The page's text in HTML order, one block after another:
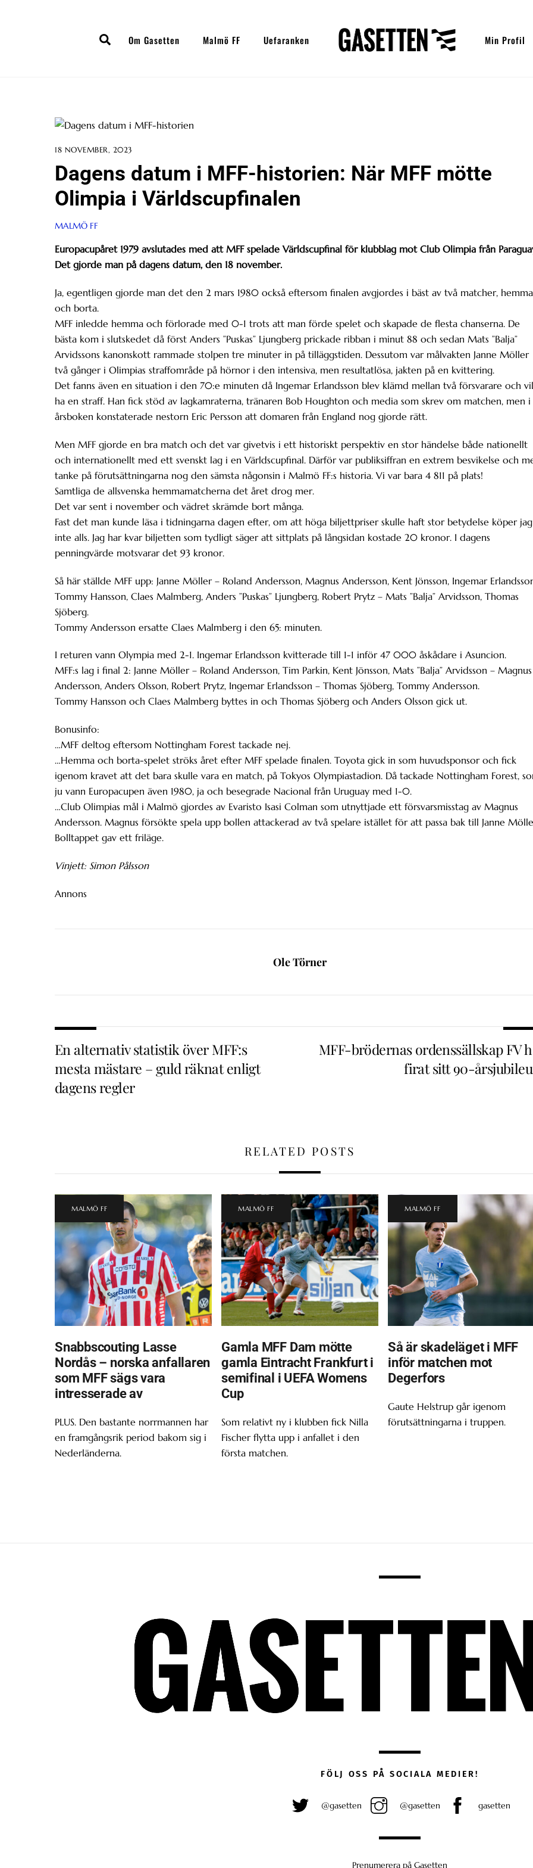
SearchOm Gasetten Malmö FF Uefaranken Min Profil
18 NOVEMBER, 2023
Dagens datum i MFF-historien: När MFF mötte
Olimpia i Världscupfinalen
MALMÖ FF
Europacupåret 1979 avslutades med att MFF spelade Världscupfinal för klubblag mot Club Olimpia från
Det gjorde man på dagens datum, den 18 november.
Ja, egentligen gjorde man det den 2 mars 1980 också eftersom finalen avgjordes i bäst av två matcher, hemma
och borta.
MFF inledde hemma och förlorade med 0-1 trots att man förde spelet och skapade de flesta chanserna. De
bästa kom i slutskedet då först Anders ”Puskas” Ljungberg prickade ribban i minut 88 och sedan Mats ”Balja”
Arvidssons kanonskott rammade stolpen tre minuter in på tilläggstiden. Dessutom var målvakten Janne Möller
två gånger i Olimpias straffområde på hörnor i den intensiva, men resultatlösa, jakten på en kvittering.
Det fanns även en situation i den 70:e minuten då Ingemar Erlandsson blev klämd mellan två försvarare och
ha en straff. Han fick stöd av lagkamraterna, tränaren Bob Houghton och media som skrev om matchen, men i
årsboken konstaterade nestorn Eric Persson att domaren från England nog gjorde rätt.
Men MFF gjorde en bra match och det var givetvis i ett historiskt perspektiv en stor händelse både nationellt
och internationellt med ett svenskt lag i en Världscupfinal. Därför var publiksiffran en extrem besvikelse och
tanke på förutsättningarna nog den sämsta någonsin i Malmö FF:s historia. Vi var bara 4 811 på plats!
Samtliga de allsvenska hemmamatcherna det året drog mer.
Det var sent i november och vädret skrämde bort många.
Fast det man kunde läsa i tidningarna dagen efter, om att höga biljettpriser skulle haft stor betydelse köper jag
inte alls. Jag har kvar biljetten som tydligt säger att sittplats på långsidan kostade 20 kronor. I dagens
penningvärde motsvarar det 93 kronor.
Så här ställde MFF upp: Janne Möller – Roland Andersson, Magnus Andersson, Kent Jönsson, Ingemar
Tommy Hansson, Claes Malmberg, Anders ”Puskas” Ljungberg, Robert Prytz – Mats ”Balja” Arvidsson, Thomas
Sjöberg.
Tommy Andersson ersatte Claes Malmberg i den 65: minuten.
I returen vann Olympia med 2-1. Ingemar Erlandsson kvitterade till 1-1 inför 47 000 åskådare i Asuncion.
MFF:s lag i final 2: Janne Möller – Roland Andersson, Tim Parkin, Kent Jönsson, Mats ”Balja” Arvidsson – Magnus
Andersson, Anders Olsson, Robert Prytz, Ingemar Erlandsson – Thomas Sjöberg, Tommy Andersson.
Tommy Hansson och Claes Malmberg byttes in och Thomas Sjöberg och Anders Olsson gick ut.
Bonusinfo:
…MFF deltog eftersom Nottingham Forest tackade nej.
…Hemma och borta-spelet ströks året efter MFF spelade finalen. Toyota gick in som huvudsponsor och fick
igenom kravet att det bara skulle vara en match, på Tokyos Olympiastadion. Då tackade Nottingham Forest,
ju vann Europacupen även 1980, ja och besegrade Nacional från Uruguay med 1-0.
…Club Olimpias mål i Malmö gjordes av Evaristo Isasi Colman som utnyttjade ett försvarsmisstag av Magnus
Andersson. Magnus försökte spela upp bollen attackerad av två spelare istället för att passa bak till Janne
Bolltappet gav ett friläge.
Vinjett: Simon Pålsson
Annons
Ole Törner
En alternativ statistik över MFF:s
mesta mästare – guld räknat enligt
dagens regler
MFF-brödernas ordenssällskap FV
firat sitt 90-
RELATED POSTS
MALMÖ FF
Snabbscouting Lasse
Nordås – norska anfallaren
som MFF sägs vara
intresserade av
PLUS. Den bastante norrmannen har
en framgångsrik period bakom sig i
Nederländerna.
MALMÖ FF
Gamla MFF Dam mötte
gamla Eintracht Frankfurt i
semifinal i UEFA Womens
Cup
Som relativt ny i klubben fick Nilla
Fischer flytta upp i anfallet i den
första matchen.
MALMÖ FF
Så är skadeläget i MFF
inför matchen mot
Degerfors
Gaute Helstrup går igenom
förutsättningarna i truppen.
FÖLJ OSS PÅ SOCIALA MEDIER!
@gasetten @gasetten gasetten
Prenumerera på Gasetten